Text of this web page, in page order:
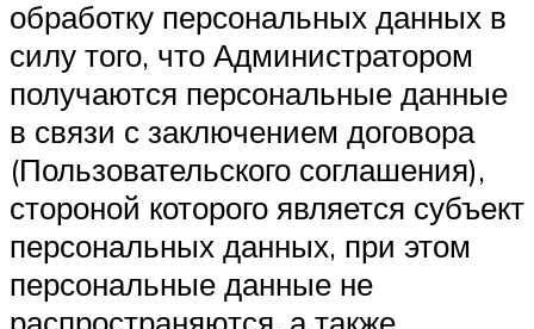
обработку персональных данных в
силу того, что Администратором
получаются персональные данные
в связи с заключением договора
(Пользовательского соглашения),
стороной которого является субъект
персональных данных, при этом
персональные данные не
распространяются, а также